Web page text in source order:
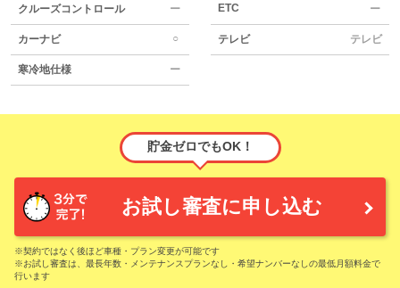
クルーズコントロール ー ETC ー
カーナビ ○ テレビ テレビ
寒冷地仕様 ー
貯金ゼロでもOK！
お試し審査に申し込む
※契約ではなく後ほど車種・プラン変更が可能です
※お試し審査は、最長年数・メンテナンスプランなし・希望ナンバーなしの最低月額料金で
行います